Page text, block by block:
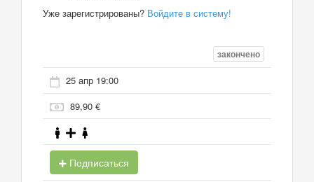
Уже зарегистрированы? Войдите в систему!
закончено
25 апр 19:00
89,90 €
Подписаться